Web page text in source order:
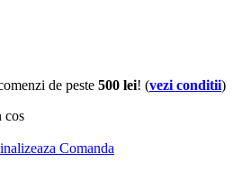
de peste 500 lei! (vezi conditii)
cos
Comanda